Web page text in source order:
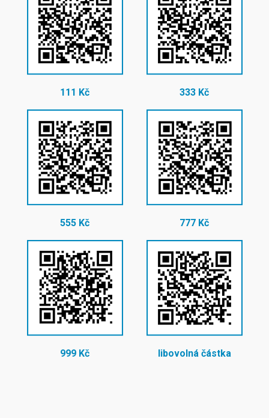
111 Kč 333 Kč
555 Kč 777 Kč
999 Kč libovolná částka